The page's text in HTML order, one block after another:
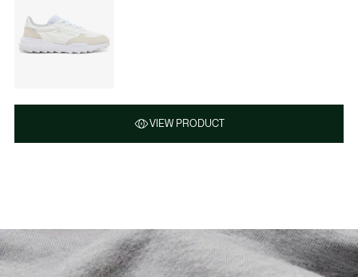
VIEW PRODUCT